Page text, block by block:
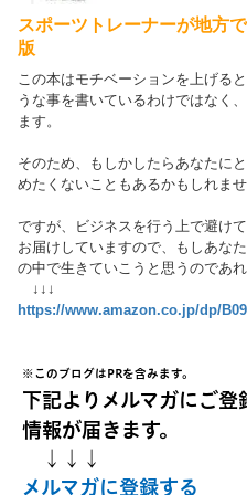
スポーツトレーナーが地方
版
この本はモチベーションを上げる
うな事を書いているわけではなく
ます。
そのため、もしかしたらあなたに
めたくないこともあるかもしれませ
ですが、ビジネスを行う上で避け
お届けしていますので、もしあな
の中で生きていこうと思うのであ
↓↓↓
https://www.amazon.co.jp/dp/
※このブログはPRを含みます。
下記よりメルマガにご
情報が届きます。
↓↓↓
メルマガに登録する